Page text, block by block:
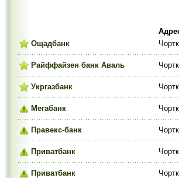
Ощадбанк
Райффайзен банк Аваль
Укргазбанк
Мегабанк
Правекс-банк
Приватбанк
Приватбанк